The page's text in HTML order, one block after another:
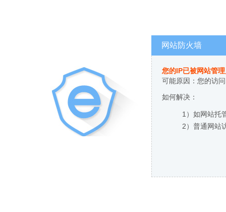
网站防火墙
您的IP已被网站管
可能原因：您的访
如何解决：
1）如网站托
2）普通网站